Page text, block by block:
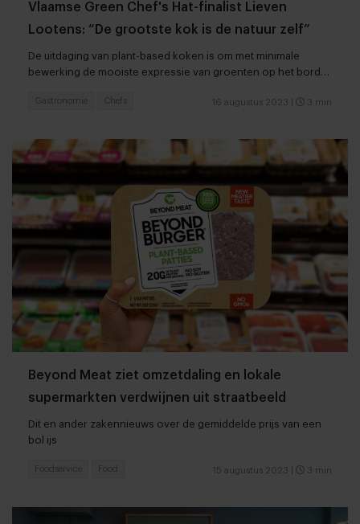
Vlaamse Green Chef's Hat-finalist Lieven
Lootens: “De grootste kok is de natuur zelf”
De uitdaging van plant-based koken is om met minimale
bewerking de mooiste expressie van groenten op het bord
16 augustus 2023 3 min
Gastronomie Chefs
Beyond Meat ziet omzetdaling en lokale
supermarkten verdwijnen uit straatbeeld
Dit en ander zakennieuws over de gemiddelde prijs van een
bol ijs
15 augustus 2023 3 min
Foodservice Food